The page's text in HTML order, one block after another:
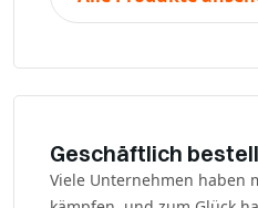
Geschäftlich
Viele Unternehmen haben